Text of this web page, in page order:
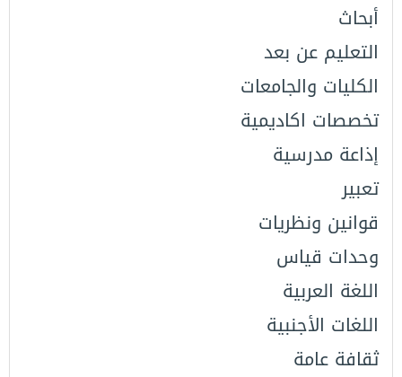
أبحاث
التعليم عن بعد
الكليات والجامعات
تخصصات اكاديمية
إذاعة مدرسية
تعبير
قوانين ونظريات
وحدات قياس
اللغة العربية
اللغات الأجنبية
ثقافة عامة